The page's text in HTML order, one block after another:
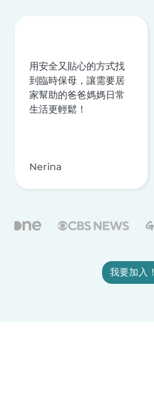
用安全又貼心的方式找
到臨時保母，讓需要居
家幫助的爸爸媽媽日常
生活更輕鬆！
Nerina
我要加入！